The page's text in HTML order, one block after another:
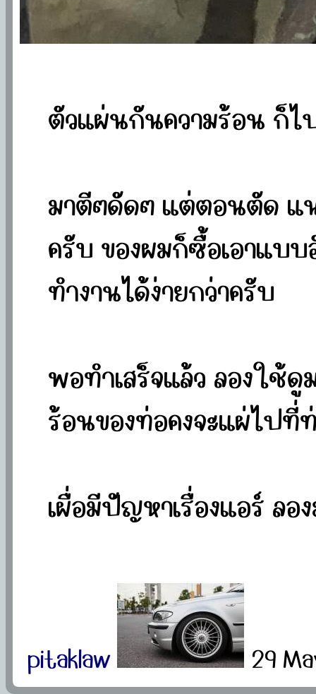
ตัวแผ่นกันความร้อน ก็ไ
มาตีๆดัดๆ แต่ตอนตัด แ
ครับ ของผมก็ซื้อเอาแบบ
ทำงานได้ง่ายกว่าครับ
พอทำเสร็จแล้ว ลองใช้ดู
ร้อนของท่อคงจะแผ่ไปที่
เผื่อมีปัญหาเรื่องแอร์ ล
pitaklaw 29